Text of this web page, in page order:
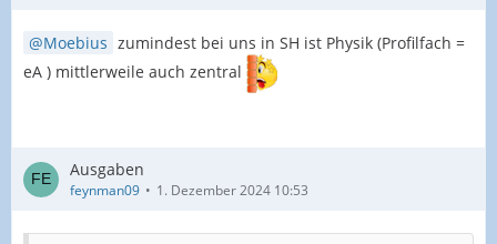
Moebius zumindest bei uns in SH ist Physik (Profilfach =
eA ) mittlerweile auch zentral
Ausgaben
feynman09 1. Dezember 2024 10:53